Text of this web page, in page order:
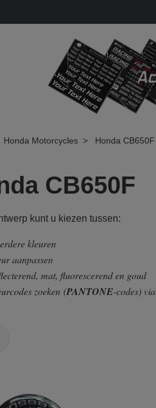
Honda Motorcycles Honda CB650F
CB650F
kunt u kiezen tussen:
kleuren
aanpassen
mat, fluorescerend en goud
zoeken (PANTONE-codes) via